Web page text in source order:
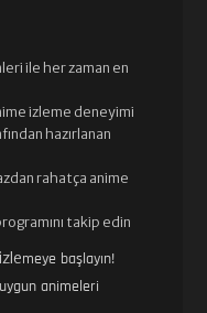
ile her zaman en
izleme deneyimi
hazırlanan
rahatça anime
takip edin
meye başlayın!
animeleri